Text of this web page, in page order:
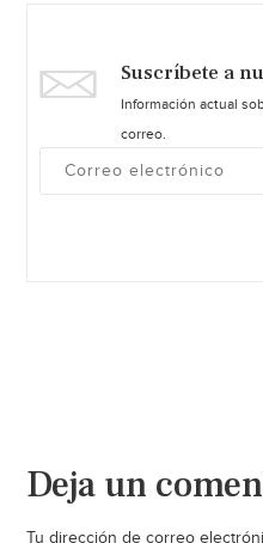
Suscríbete a
Información actual
correo.
Deja un
Tu dirección de correo